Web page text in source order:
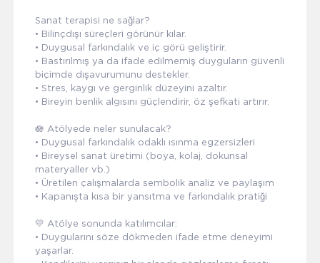
Sanat terapisi ne sağlar?
• Bilinçdışı süreçleri görünür kılar.
• Duygusal farkındalık ve iç görü geliştirir.
• Bastırılmış ya da ifade edilmemiş duyguların güvenli
biçimde dışavurumunu destekler.
• Stres, kaygı ve gerginlik düzeyini azaltır.
• Bireyin benlik algısını güçlendirir, öz şefkati artırır.
🪷 Atölyede neler sunulacak?
• Duygusal farkındalık odaklı ısınma egzersizleri
• Bireysel sanat üretimi (boya, kolaj, dokunsal
materyaller vb.)
• Üretilen çalışmalarda sembolik analiz ve paylaşım
• Kapanışta kısa bir yansıtma ve farkındalık pratiği
💛 Atölye sonunda katılımcılar:
• Duygularını söze dökmeden ifade etme deneyimi
yaşarlar.